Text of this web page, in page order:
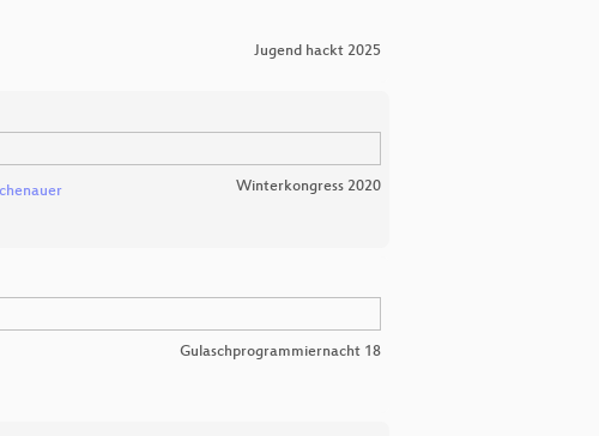
Jugend hackt 2025
Winterkongress 2020
Gulaschprogrammiernacht 18